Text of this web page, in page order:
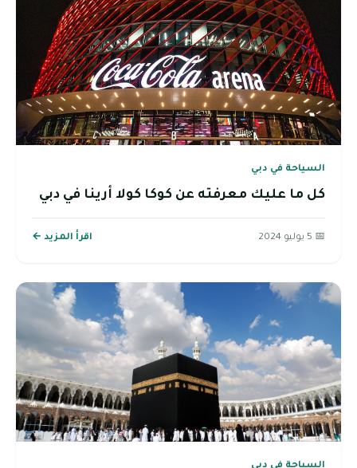
السياحة في دبي
كل ما عليك معرفته عن كوكا كولا أرينا في دبي
📅 5 يوليو 2024 اقرأ المزيد ←